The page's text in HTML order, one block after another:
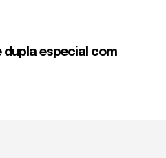
dupla especial com